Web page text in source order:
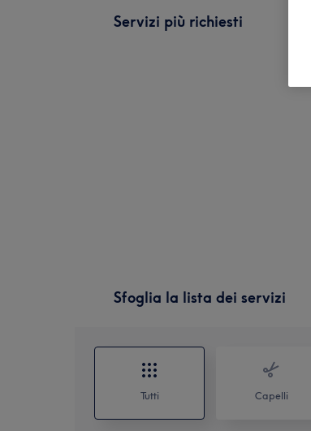
Servizi più richiesti
Sfoglia la lista dei servizi
Tutti Capelli